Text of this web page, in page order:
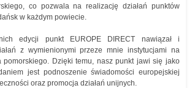
co pozwala na realizację działań punktów
w każdym powiecie.
edycji punkt EUROPE DIRECT nawiązał i
z wymienionymi przeze mnie instytucjami na
pomorskiego. Dzięki temu, nasz punkt jawi się jako
jest podnoszenie świadomości europejskiej
oraz promocja działań unijnych.